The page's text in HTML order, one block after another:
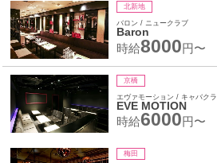
北新地
バロン / ニュークラブ
Baron
時給8000円〜
京橋
エヴァモーション / キャバクラ
EVE MOTION
時給6000円〜
梅田